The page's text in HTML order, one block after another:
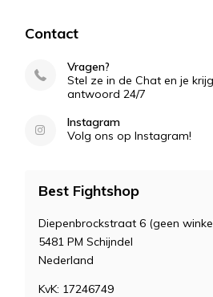
Contact
Vragen?
Stel ze in de Chat en je
antwoord 24/7
Instagram
Volg ons op Instagram!
Best Fightshop
Diepenbrockstraat 6 (geen
5481 PM Schijndel
Nederland
KvK: 17246749